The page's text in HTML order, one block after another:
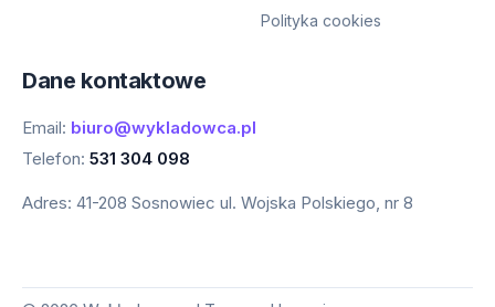
Polityka cookies
Dane kontaktowe
Email: biuro@wykladowca.pl
Telefon: 531 304 098
Adres: 41-208 Sosnowiec ul. Wojska Polskiego, nr 8